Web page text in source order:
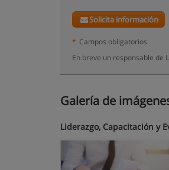
Solicita información
* Campos obligatorios
En breve un responsable de
Galería de
Liderazgo, Capacitación y